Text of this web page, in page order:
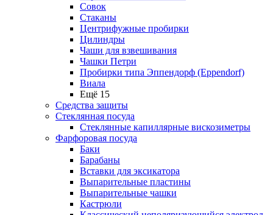
Совок
Стаканы
Центрифужные пробирки
Цилиндры
Чаши для взвешивания
Чашки Петри
Пробирки типа Эппендорф (Eppendorf)
Виала
Ещё 15
Средства защиты
Стеклянная посуда
Стеклянные капиллярные вискозиметры
Фарфоровая посуда
Баки
Барабаны
Вставки для эксикатора
Выпарительные пластины
Выпарительные чашки
Кастрюли